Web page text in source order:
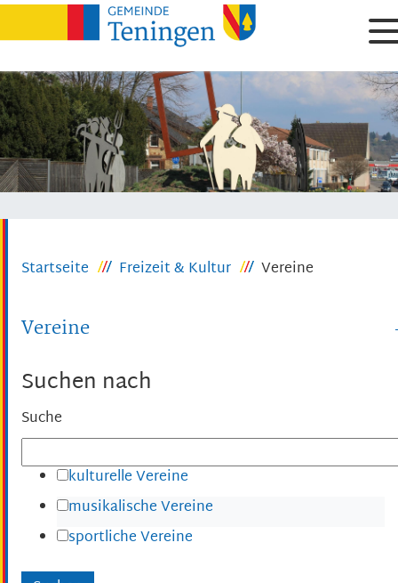
Startseite Freizeit & Kultur Vereine
Vereine
Suchen nach
Suche
kulturelle Vereine
musikalische Vereine
sportliche Vereine